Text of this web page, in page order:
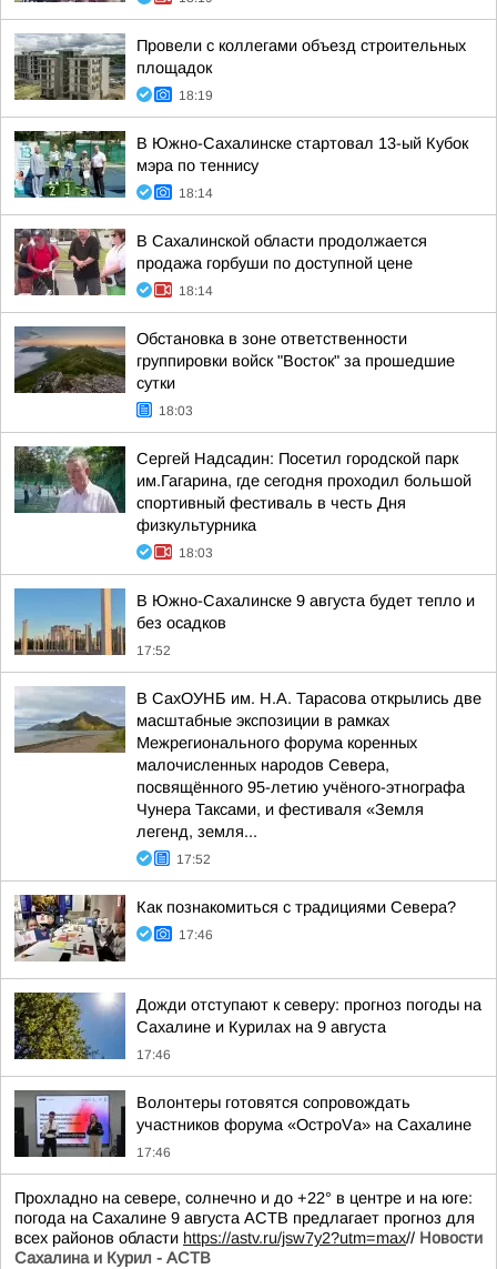
Провели с коллегами объезд строительных
площадок
18:19
В Южно-Сахалинске стартовал 13-ый Кубок
мэра по теннису
18:14
В Сахалинской области продолжается
продажа горбуши по доступной цене
18:14
Обстановка в зоне ответственности
группировки войск "Восток" за прошедшие
сутки
18:03
Сергей Надсадин: Посетил городской парк
им.Гагарина, где сегодня проходил большой
спортивный фестиваль в честь Дня
физкультурника
18:03
В Южно-Сахалинске 9 августа будет тепло и
без осадков
17:52
В СахОУНБ им. Н.А. Тарасова открылись две
масштабные экспозиции в рамках
Межрегионального форума коренных
малочисленных народов Севера,
посвящённого 95-летию учёного-этнографа
Чунера Таксами, и фестиваля «Земля
легенд, земля...
17:52
Как познакомиться с традициями Севера?
17:46
Дожди отступают к северу: прогноз погоды на
Сахалине и Курилах на 9 августа
17:46
Волонтеры готовятся сопровождать
участников форума «ОстроVа» на Сахалине
17:46
Прохладно на севере, солнечно и до +22° в центре и на юге:
погода на Сахалине 9 августа АСТВ предлагает прогноз для
всех районов области https://astv.ru/jsw7y2?utm=max// Новости
Сахалина и Курил - АСТВ